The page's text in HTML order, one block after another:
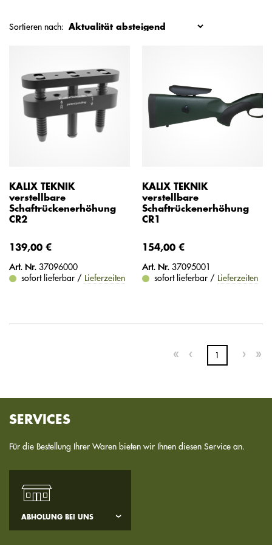
Sortieren nach:
KALIX TEKNIK
verstellbare
Schaftrückenerhöhung
CR2
139,00 €
Art. Nr. 37096000
sofort lieferbar / Lieferzeiten
KALIX TEKNIK
verstellbare
Schaftrückenerhöhung
CR1
154,00 €
Art. Nr. 37095001
sofort lieferbar / Lieferzeiten
1
SERVICES
Für die Bestellung Ihrer Waren bieten wir Ihnen diesen Service an.
ABHOLUNG BEI UNS